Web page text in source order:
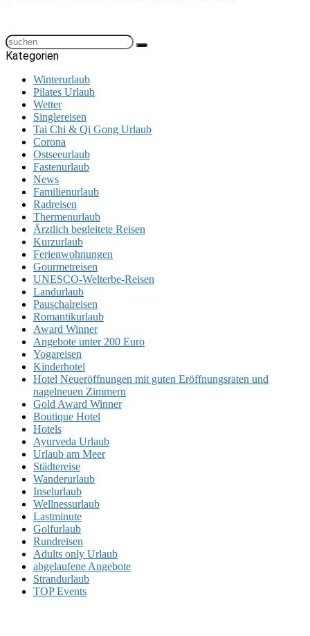
Kategorien
Winterurlaub
Pilates Urlaub
Wetter
Singlereisen
Tai Chi & Qi Gong Urlaub
Corona
Ostseeurlaub
Fastenurlaub
News
Familienurlaub
Radreisen
Thermenurlaub
Ärztlich begleitete Reisen
Kurzurlaub
Ferienwohnungen
Gourmetreisen
UNESCO-Welterbe-Reisen
Landurlaub
Pauschalreisen
Romantikurlaub
Award Winner
Angebote unter 200 Euro
Yogareisen
Kinderhotel
Hotel Neueröffnungen mit guten Eröffnungsraten und
nagelneuen Zimmern
Gold Award Winner
Boutique Hotel
Hotels
Ayurveda Urlaub
Urlaub am Meer
Städtereise
Wanderurlaub
Inselurlaub
Wellnessurlaub
Lastminute
Golfurlaub
Rundreisen
Adults only Urlaub
abgelaufene Angebote
Strandurlaub
TOP Events